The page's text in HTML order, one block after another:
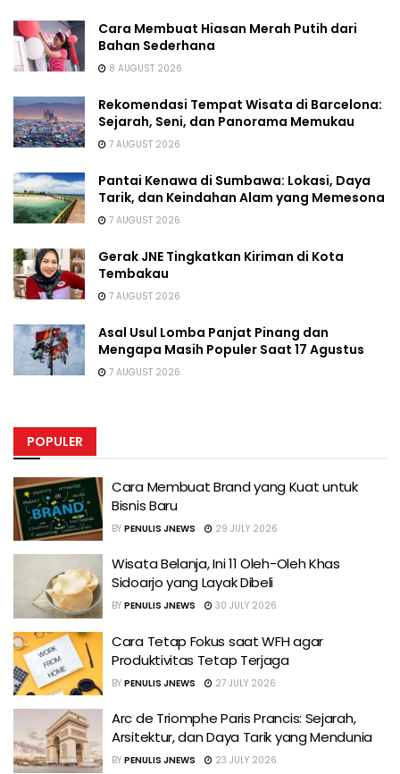
Cara Membuat Hiasan Merah Putih dari
Bahan Sederhana
8 AUGUST 2026
Rekomendasi Tempat Wisata di Barcelona:
Sejarah, Seni, dan Panorama Memukau
7 AUGUST 2026
Pantai Kenawa di Sumbawa: Lokasi, Daya
Tarik, dan Keindahan Alam yang Memesona
7 AUGUST 2026
Gerak JNE Tingkatkan Kiriman di Kota
Tembakau
7 AUGUST 2026
Asal Usul Lomba Panjat Pinang dan
Mengapa Masih Populer Saat 17 Agustus
7 AUGUST 2026
POPULER
Cara Membuat Brand yang Kuat untuk
Bisnis Baru
BY PENULIS JNEWS 29 JULY 2026
Wisata Belanja, Ini 11 Oleh-Oleh Khas
Sidoarjo yang Layak Dibeli
BY PENULIS JNEWS 30 JULY 2026
Cara Tetap Fokus saat WFH agar
Produktivitas Tetap Terjaga
BY PENULIS JNEWS 27 JULY 2026
Arc de Triomphe Paris Prancis: Sejarah,
Arsitektur, dan Daya Tarik yang Mendunia
BY PENULIS JNEWS 23 JULY 2026